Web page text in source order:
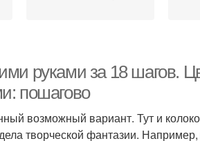
руками за 18 шагов.
пошагово
возможный вариант. Тут и
творческой фантазии. Например,